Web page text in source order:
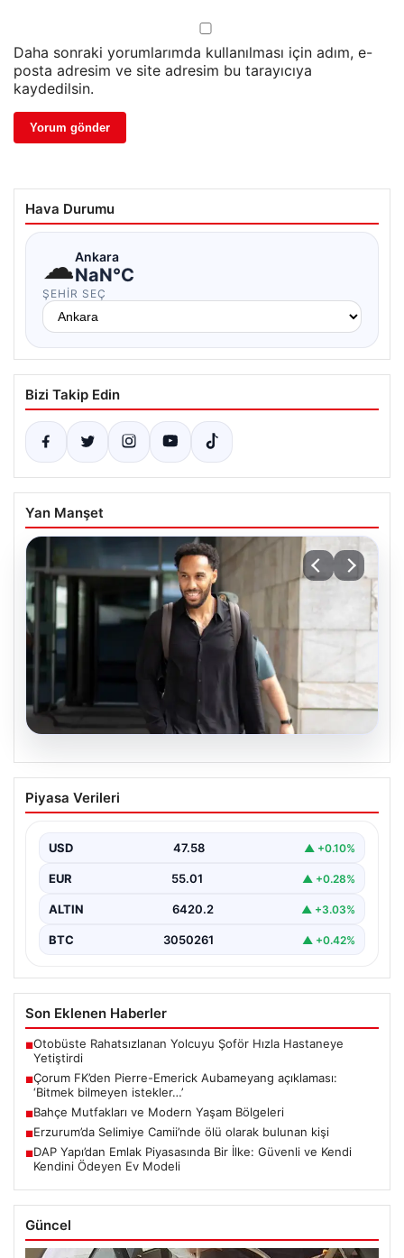
Daha sonraki yorumlarımda kullanılması için adım, e-
posta adresim ve site adresim bu tarayıcıya
kaydedilsin.
Hava Durumu
☁Ankara
NaN°C
ŞEHIR SEÇ
Bizi Takip Edin
Yan Manşet
05.08.2026
Çorum FK’den Pierre-Emerick
Aubameyang açıklaması: ‘Bitmek
Piyasa Verileri
USD 47.58 ▲ +0.10%
EUR 55.01 ▲ +0.28%
ALTIN 6420.2 ▲ +3.03%
BTC 3050261 ▲ +0.42%
Son Eklenen Haberler
■Otobüste Rahatsızlanan Yolcuyu Şoför Hızla Hastaneye
Yetiştirdi
■Çorum FK’den Pierre-Emerick Aubameyang açıklaması:
‘Bitmek bilmeyen istekler…’
■Bahçe Mutfakları ve Modern Yaşam Bölgeleri
■Erzurum’da Selimiye Camii’nde ölü olarak bulunan kişi
■DAP Yapı’dan Emlak Piyasasında Bir İlke: Güvenli ve Kendi
Kendini Ödeyen Ev Modeli
Güncel